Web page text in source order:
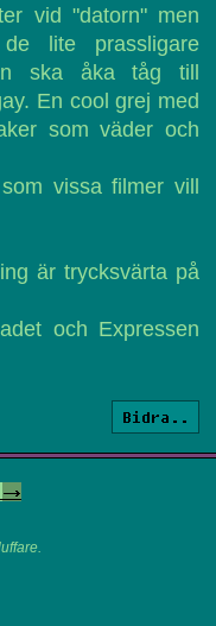
vid "datorn" men
lite prassligare
ska åka tåg till
En cool grej med
som väder och
vissa filmer vill
är trycksvärta på
och Expressen
Bidra..
->